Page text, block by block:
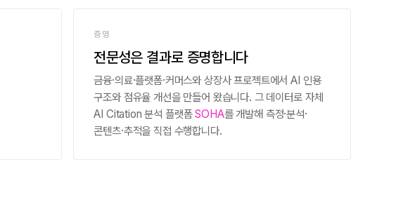
증명
전문성은 결과로 증명합니다
금융·의료·플랫폼·커머스와 상장사 프로젝트에서 AI 인용
구조와 점유율 개선을 만들어 왔습니다. 그 데이터로 자체
AI Citation 분석 플랫폼SOHA를 개발해 측정·분석·
콘텐츠·추적을 직접 수행합니다.